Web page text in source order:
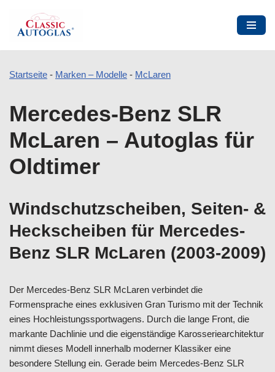
Inhalt
Startseite - Marken – Modelle - McLaren
Mercedes-Benz SLR
McLaren – Autoglas für
Oldtimer
Windschutzscheiben, Seiten- &
Heckscheiben für Mercedes-
Benz SLR McLaren (2003-2009)
Der Mercedes-Benz SLR McLaren verbindet die
Formensprache eines exklusiven Gran Turismo mit der Technik
eines Hochleistungssportwagens. Durch die lange Front, die
markante Dachlinie und die eigenständige Karosseriearchitektur
nimmt dieses Modell innerhalb moderner Klassiker eine
besondere Stellung ein. Gerade beim Mercedes-Benz SLR